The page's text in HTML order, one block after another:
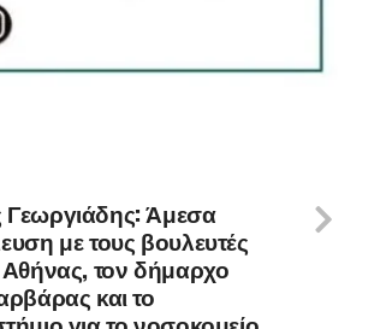
Άμεσα
με τους βουλευτές
Αθήνας, τον δήμαρχο
και το